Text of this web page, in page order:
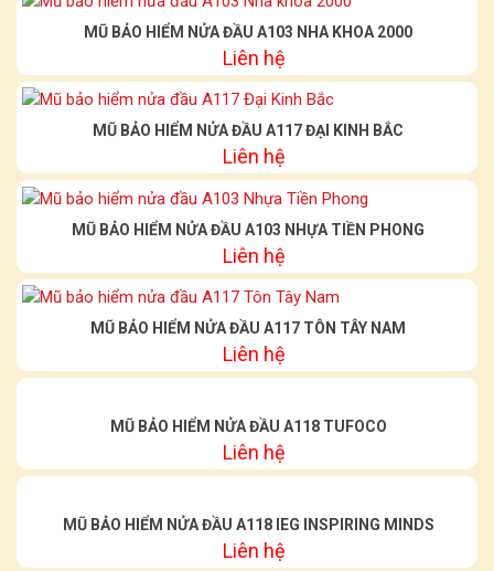
MŨ BẢO HIỂM NỬA ĐẦU A103 NHA KHOA 2000
Liên hệ
MŨ BẢO HIỂM NỬA ĐẦU A117 ĐẠI KINH BẮC
Liên hệ
MŨ BẢO HIỂM NỬA ĐẦU A103 NHỰA TIỀN PHONG
Liên hệ
MŨ BẢO HIỂM NỬA ĐẦU A117 TÔN TÂY NAM
Liên hệ
MŨ BẢO HIỂM NỬA ĐẦU A118 TUFOCO
Liên hệ
MŨ BẢO HIỂM NỬA ĐẦU A118 IEG INSPIRING MINDS
Liên hệ